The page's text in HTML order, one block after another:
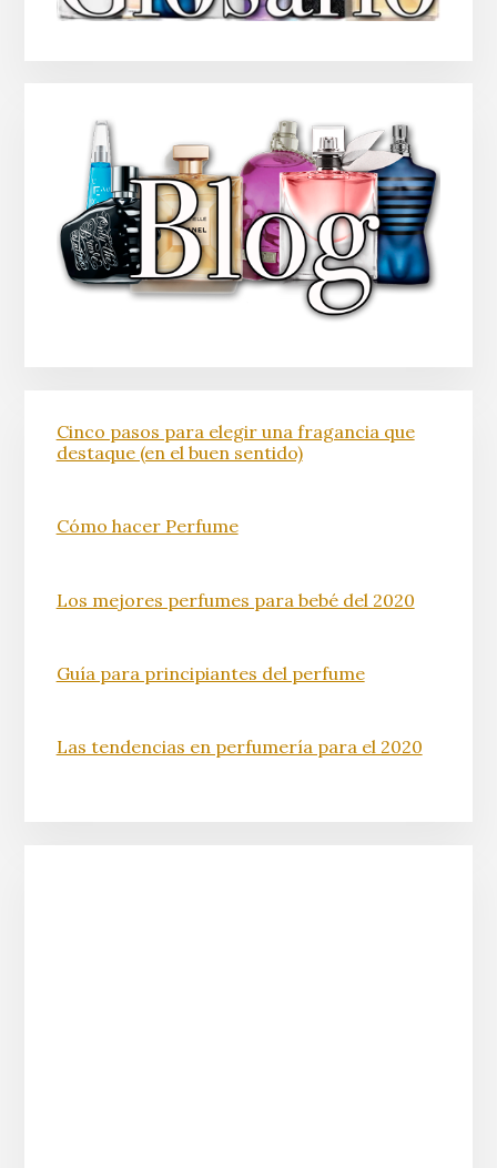
Cinco pasos para elegir una fragancia que
destaque (en el buen sentido)
Cómo hacer Perfume
Los mejores perfumes para bebé del 2020
Guía para principiantes del perfume
Las tendencias en perfumería para el 2020